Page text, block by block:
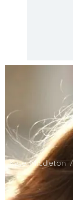
Kate Middleton